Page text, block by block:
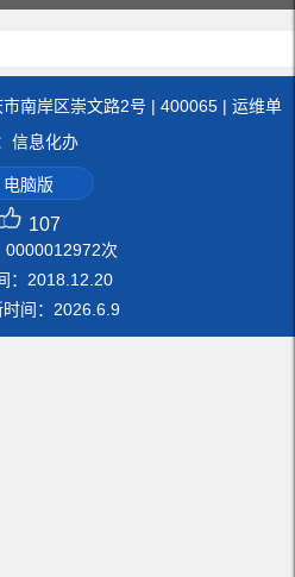
南岸区崇文路2号 | 400065 | 运维单
信息化办
电脑版
107
0000012972次
： 2018 12 20
间： 2026 6 9